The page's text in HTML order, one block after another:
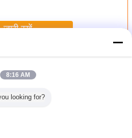
जारी रखें
की मशीन
8:16 AM
looking for?